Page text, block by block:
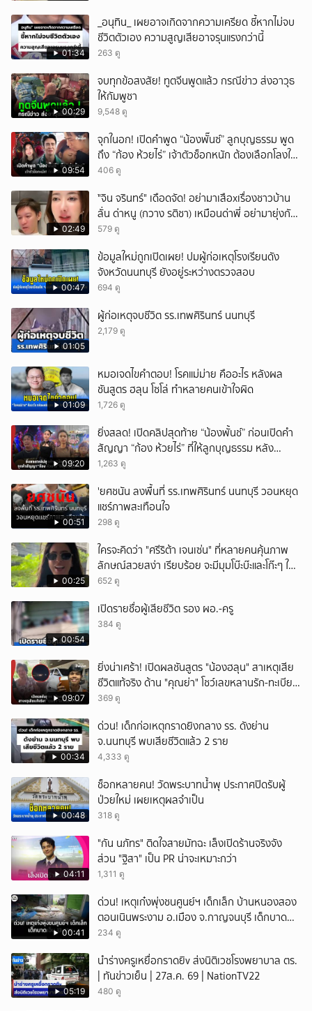
01:34
_อนุทิน_ เผยอาจเกิดจากความเครียด ชี้หากไม่จบ
ชีวิตตัวเอง ความสูญเสียอาจรุนแรงกว่านี้
263 ดู
00:29
จบทุกข้อสงสัย! ทูตจีนพูดแล้ว กรณีข่าว ส่งอาวุธ
ให้กัมพูชา
9,548 ดู
09:54
จุกในอก! เปิดคำพูด “น้องพั๊นซ์” ลูกบุญธรรม พูด
ถึง “ก้อง ห้วยไร่” เจ้าตัวช็อกหนัก ต้องเลือกโลงให้
ลูก!
406 ดู
02:49
ั่"จิน จรินทร์" เดือดจัด! อย่ามาเสือxเรื่องชาวบ้าน
ลั่น ด่าหนู (กวาง รติชา) เหมือนด่าพี่ อย่ามายุ่งกับ
คนของผม จบ!!!
579 ดู
00:47
ข้อมูลใหม่ถูกเปิดเผย! ปมผู้ก่อเหตุโรงเรียนดัง
จังหวัดนนทบุรี ยังอยู่ระหว่างตรวจสอบ
694 ดู
01:05
ผู้ก่อเหตุจบชีวิต รร.เทพศิรินทร์ นนทบุรี
2,179 ดู
01:09
หมอเจดไขคำตอบ! โรคแม่ม่าย คืออะไร หลังผล
ชันสูตร ฮลุน โซโล่ ทำหลายคนเข้าใจผิด
1,726 ดู
09:20
ยิ่งสลด! เปิดคลิปสุดท้าย “น้องพั้นช์” ก่อนเปิดคำ
สัญญา “ก้อง ห้วยไร่” ที่ให้ลูกบุญธรรม หลัง
ลาโลก!
1,263 ดู
00:51
'ยศชนัน ลงพื้นที่ รร.เทพศิรินทร์ นนทบุรี วอนหยุด
แชร์ภาพสะเทือนใจ
298 ดู
00:25
ใครจะคิดว่า "ศรีริต้า เจนเซ่น" ที่หลายคนคุ้นภาพ
ลักษณ์สวยสง่า เรียบร้อย จะมีมุมโบ๊ะบ๊ะและโก๊ะๆ ให้
ได้อมยิ้มเหมือนกัน งานนี้ทำเอาแฟนๆ ทั้งเอ็นดูทั้ง
652 ดู
00:54
เปิดรายชื่อผู้เสียชีวิต รอง ผอ.-ครู
384 ดู
09:07
ยิ่งน่าเศร้า! เปิดผลชันสูตร "น้องฮลุน" สาเหตุเสีย
ชีวิตแท้จริง ด้าน "คุณย่า" โชว์เลขหลานรัก-ทะเบียน
รถเคลื่อนร่าง!
369 ดู
00:34
ด่วน! เด็กก่อเหตุกราดยิงกลาง รร. ดังย่าน
จ.นนทบุรี พบเสียชีวิตแล้ว 2 ราย
4,333 ดู
00:48
ช็อกหลายคน! วัดพระบาทน้ำพุ ประกาศปิดรับผู้
ป่วยใหม่ เผยเหตุผลจำเป็น
318 ดู
04:11
"กัน นภัทร" ติดใจสายมัทฉะ เล็งเปิดร้านจริงจัง
ส่วน "ฐิสา" เป็น PR น่าจะเหมาะกว่า
1,311 ดู
00:41
ด่วน! เหตุเก๋งพุ่งชนศูนย์ฯ เด็กเล็ก บ้านหนองสอง
ตอนเนินพระงาม อ.เมือง จ.กาญจนบุรี เด็กบาด
เจ็บ 13 ราย
234 ดู
05:19
นำร่างครูเหยื่อกราดยิv ส่งนิติเวชโรงพยาบาล ตร.
| ทันข่าวเย็น | 27ส.ค. 69 | NationTV22
480 ดู